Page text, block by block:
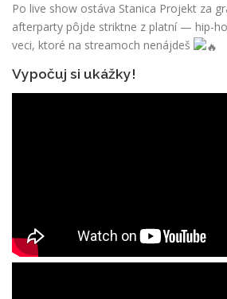
Po live show ostáva Stanica Projekt za
afterparty pôjde striktne z platní — hip-
veci, ktoré na streamoch nenájdeš
Vypočuj si ukážky!